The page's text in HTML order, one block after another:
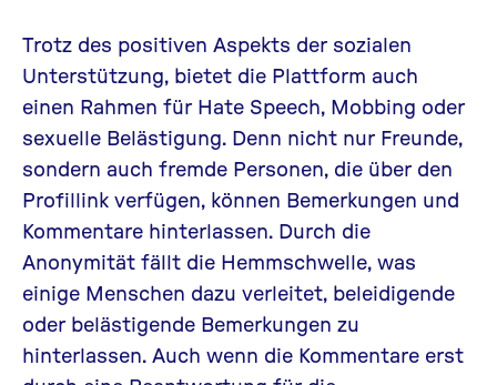
Trotz des positiven Aspekts der sozialen
Unterstützung, bietet die Plattform auch
einen Rahmen für Hate Speech, Mobbing oder
sexuelle Belästigung. Denn nicht nur Freunde,
sondern auch fremde Personen, die über den
Profillink verfügen, können Bemerkungen und
Kommentare hinterlassen. Durch die
Anonymität fällt die Hemmschwelle, was
einige Menschen dazu verleitet, beleidigende
oder belästigende Bemerkungen zu
hinterlassen. Auch wenn die Kommentare erst